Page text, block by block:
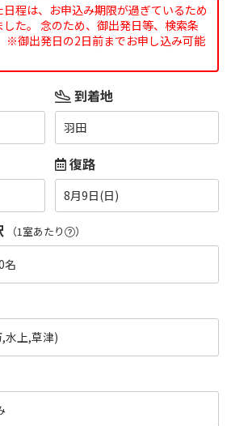
程は、お申込み期限が過ぎているため
た。 念のため、御出発日等、検索条
※御出発日の2日前までお申し込み可能
到着地
羽田
復路
8月9日(日)
（1室あたり ）
名
水上,草津)